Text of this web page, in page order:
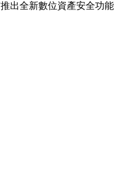
出全新數位資產安全功